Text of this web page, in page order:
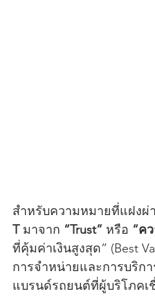
สำหรับความหมายที่แฝงผ่
T มาจาก “Trust” หรือ “ค
ที่คุ้มค่าเงินสูงสุด” (Best
การจำหน่ายและการบริก
แบรนด์รถยนต์ที่ผู้บริโภคเ